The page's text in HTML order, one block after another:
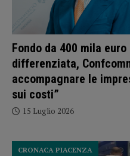
Fondo da 400 mila
differenziata,
accompagnare le
sui costi”
15 Luglio 2026
CRONACA PIACENZA